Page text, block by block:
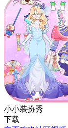
小小装扮秀
下载